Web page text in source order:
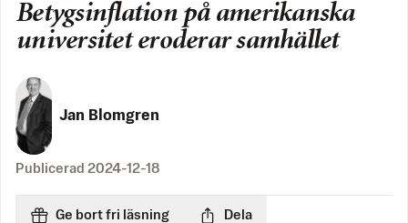
Betygsinflation på amerikanska
universitet eroderar samhället
Jan Blomgren
Publicerad 2024-12-18
Ge bort fri läsning Dela